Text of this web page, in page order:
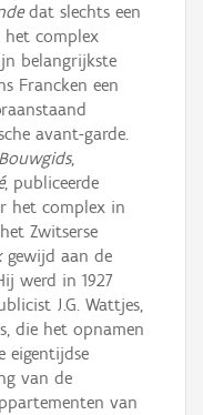
dat slechts een
het complex
belangrijkste
Francken een
avant-garde.
,
, publiceerde
het complex in
Zwitserse
gewijd aan de
werd in 1927
J.G. Wattjes,
die het opnamen
eigentijdse
van de
van